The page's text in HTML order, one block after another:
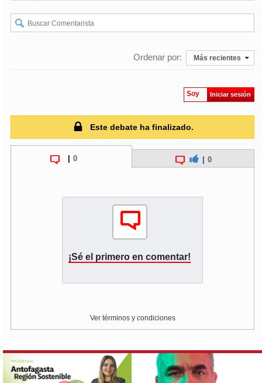
Ordenar por: Más recientes
Soy Iniciar sesión
Este debate ha finalizado.
0 0
¡Sé el primero en comentar!
Ver términos y condiciones